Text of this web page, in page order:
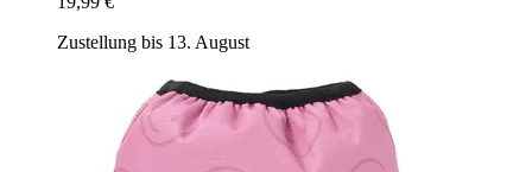
Zustellung bis 13. August